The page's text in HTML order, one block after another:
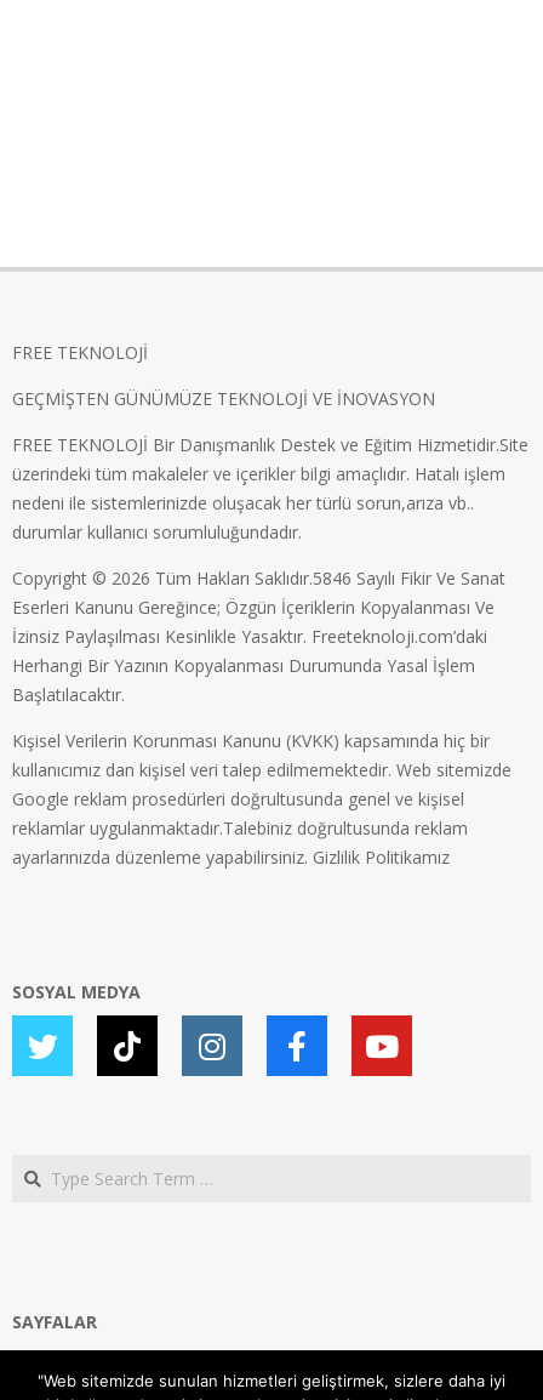
FREE TEKNOLOJİ
GEÇMİŞTEN GÜNÜMÜZE TEKNOLOJİ VE İNOVASYON
FREE TEKNOLOJİ Bir Danışmanlık Destek ve Eğitim Hizmetidir.Site
üzerindeki tüm makaleler ve içerikler bilgi amaçlıdır. Hatalı işlem
nedeni ile sistemlerinizde oluşacak her türlü sorun,arıza vb..
durumlar kullanıcı sorumluluğundadır.
Copyright © 2026 Tüm Hakları Saklıdır.5846 Sayılı Fikir Ve Sanat
Eserleri Kanunu Gereğince; Özgün İçeriklerin Kopyalanması Ve
İzinsiz Paylaşılması Kesinlikle Yasaktır. Freeteknoloji.com’daki
Herhangi Bir Yazının Kopyalanması Durumunda Yasal İşlem
Başlatılacaktır.
Kişisel Verilerin Korunması Kanunu (KVKK) kapsamında hiç bir
kullanıcımız dan kişisel veri talep edilmemektedir. Web sitemizde
Google reklam prosedürleri doğrultusunda genel ve kişisel
reklamlar uygulanmaktadır.Talebiniz doğrultusunda reklam
ayarlarınızda düzenleme yapabilirsiniz. Gizlilik Politikamız
SOSYAL MEDYA
Search
SAYFALAR
Gizlilik ve Çerezler (Cookies) Politikası
"Web sitemizde sunulan hizmetleri geliştirmek, sizlere daha iyi